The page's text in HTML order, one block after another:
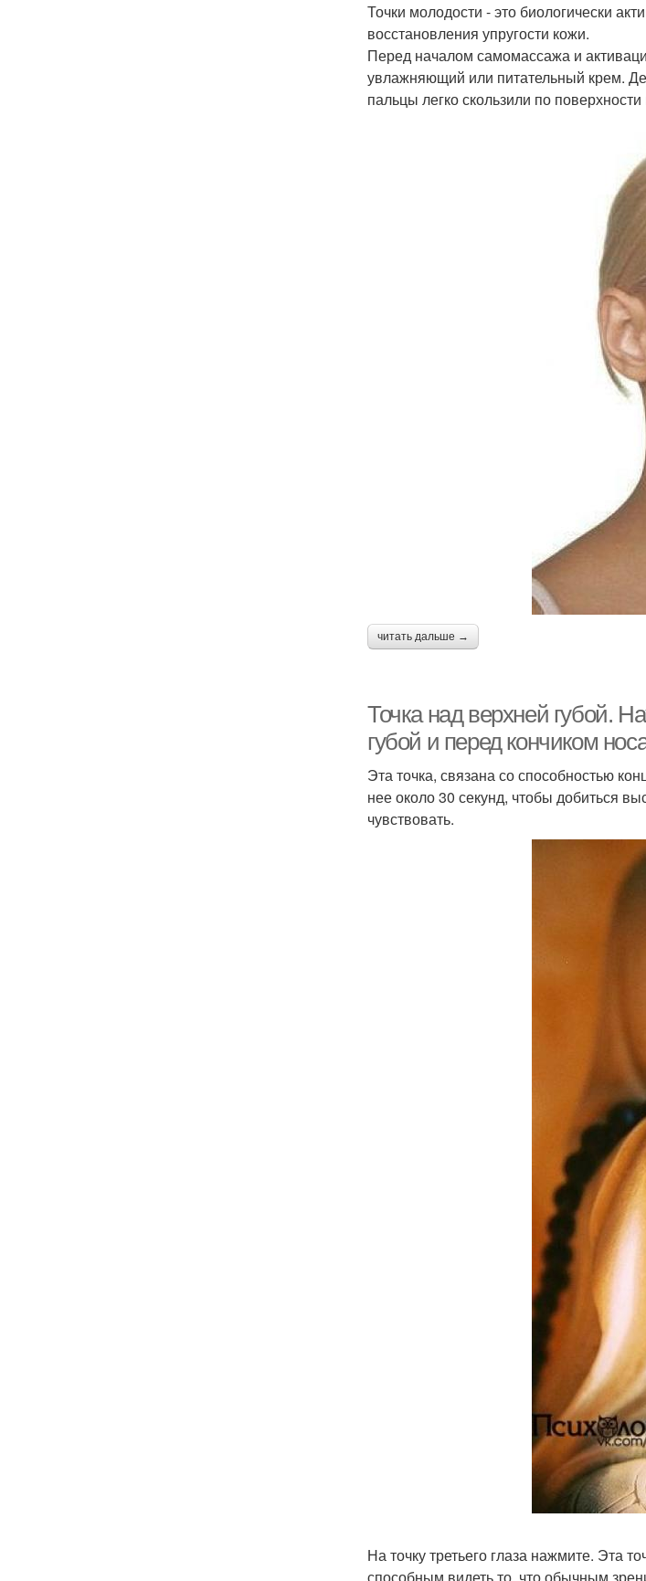
Точки молодости - это биологически
восстановления упругости кожи.
Перед началом самомассажа и
увлажняющий или питательный крем.
пальцы легко скользили по
читать дальше →
Точка над верхней губой.
губой и перед кончиком
Эта точка, связана со способностью
нее около 30 секунд, чтобы добиться
чувствовать.
На точку третьего глаза нажмите. Эта